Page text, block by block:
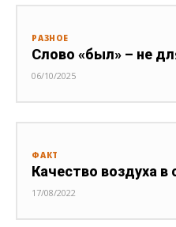
РАЗНОЕ
Слово «был» – не
06/10/2025
ФАКТ
Качество воздуха в
17/08/2022